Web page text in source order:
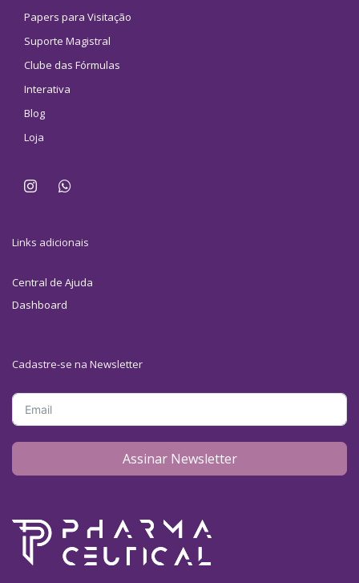
Papers para Visitação
Suporte Magistral
Clube das Fórmulas
Interativa
Blog
Loja
Links adicionais
Central de Ajuda
Dashboard
Cadastre-se na Newsletter
Assinar Newsletter